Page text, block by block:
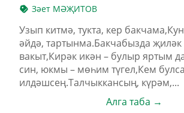
Зәет МӘҖИТОВ
Узып китмә, тукта, кер
әйдә, тартынма.Бакчабызда
вакыт,Кирәк икән – булыр яртым
син, юкмы – мөһим түгел,Кем
илдәшсең.Талчыккансың, күрәм,...
Алга таба →